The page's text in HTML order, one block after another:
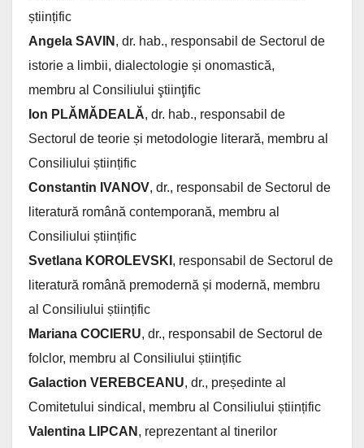
științific
Angela SAVIN , dr. hab., responsabil de Sectorul de
istorie a limbii, dialectologie și onomastică,
membru al Consiliului ştiinţific
Ion PLĂMĂDEALĂ, dr. hab., responsabil de
Sectorul de teorie și metodologie literară, membru al
Consiliului științific
Constantin IVANOV, dr., responsabil de Sectorul de
literatură română contemporană, membru al
Consiliului științific
Svetlana KOROLEVSKI , responsabil de Sectorul de
literatură română premodernă și modernă, membru
al Consiliului științific
Mariana COCIERU, dr., responsabil de Sectorul de
folclor, membru al Consiliului științific
Galaction VEREBCEANU, dr., președinte al
Comitetului sindical, membru al Consiliului științific
Valentina LIPCAN , reprezentant al tinerilor